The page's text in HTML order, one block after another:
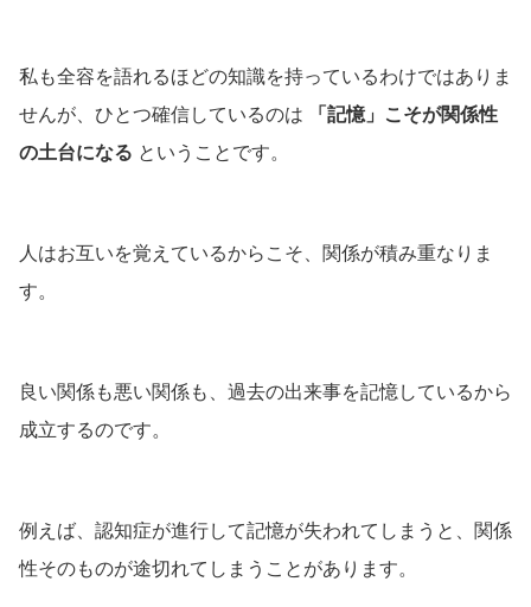
私も全容を語れるほどの知識を持っているわけではありま
せんが、ひとつ確信しているのは
「記憶」こそが関係性
の土台になる ということです。
人はお互いを覚えているからこそ、関係が積み重なりま
す。
良い関係も悪い関係も、過去の出来事を記憶しているから
成立するのです。
例えば、認知症が進行して記憶が失われてしまうと、関係
性そのものが途切れてしまうことがあります。